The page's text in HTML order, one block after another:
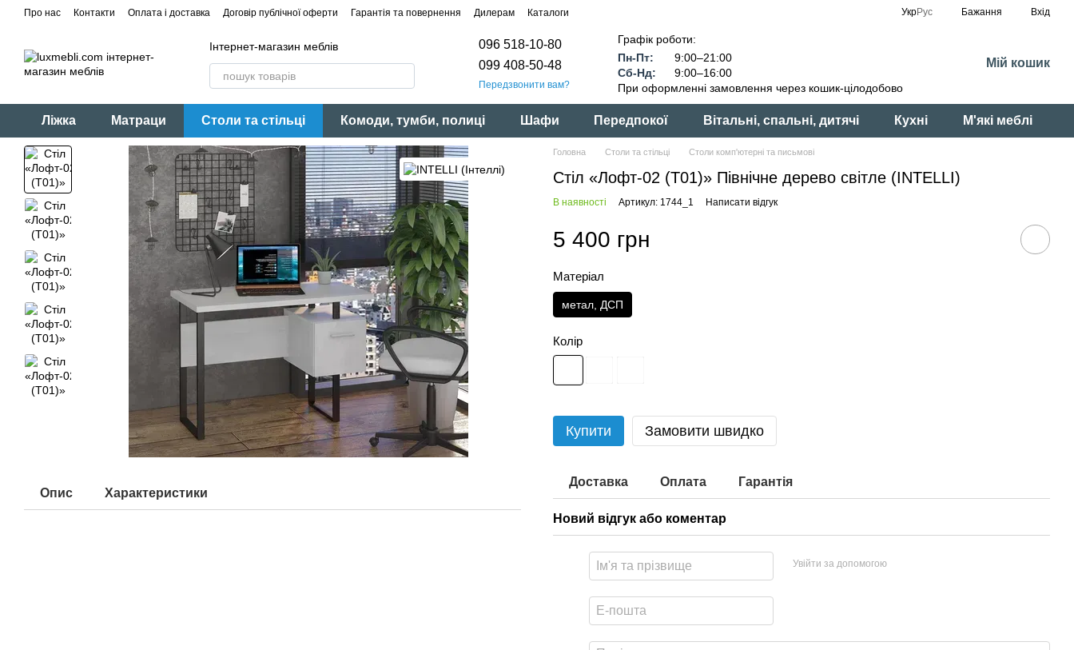
Перейти до основного контенту
Про нас Контакти Оплата і доставка Договір публічної оферти Гарантія та повернення Дилерам Каталоги УкрРус Бажання Вхід
Інтернет-магазин меблів
096 518-10-80
099 408-50-48
Передзвонити вам?
Графік роботи:
Пн-Пт:
9:00–21:00
Сб-Нд:
9:00–16:00
При оформленні замовлення через кошик-цілодобово
Мій кошик
Ліжка Матраци Столи та стільці Комоди, тумби, полиці Шафи Передпокої Вітальні, спальні, дитячі Кухні М'які меблі
Опис Характеристики
Головна Столи та стільці Столи комп'ютерні та письмові
Стіл «Лофт-02 (Т01)» Північне дерево світле (INTELLI)
В наявності Артикул: 1744_1 Написати відгук
5 400 грн
Матеріал
метал, ДСП
Колір
Купити Замовити швидко
Доставка Оплата Гарантія
Новий відгук або коментар
Увійти за допомогою